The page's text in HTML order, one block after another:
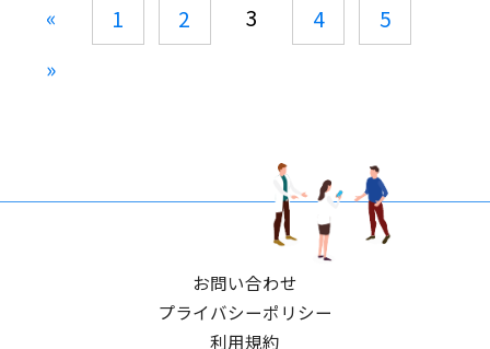
« 1 2 3 4
5
»
お問い合わせ
プライバシーポリシー
利用規約